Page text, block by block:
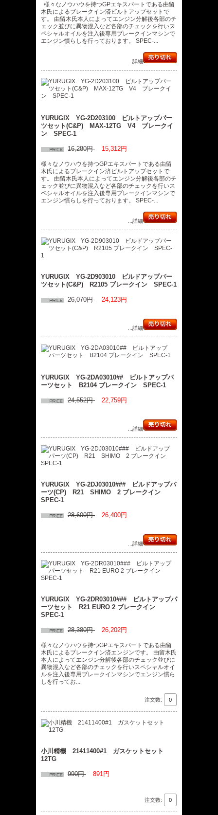
様々なノウハウを持つGPエキスパートである由留
木氏によるブレークイン済ビルトアップセットで
す。 由留木氏本人によってエンジン分解後各部のチ
ェック並びに異物混入など各部のチェックを行いス
ペシャルオイルを注入後専用ブレークインマシンで
エンジン慣らしを行っております。 SPEC-...
...詳細
YURUGIX YG-2D203100 ビルトアップパー
ツセット(C&P) MAX-12TG V4 ブレークイ
ン SPEC-1
16,280円 15,312円
様々なノウハウを持つGPエキスパートである由留
木氏によるブレークイン済ビルトアップセットで
す。 由留木氏本人によってエンジン分解後各部のチ
ェック並びに異物混入など各部のチェックを行いス
ペシャルオイルを注入後専用ブレークインマシンで
エンジン慣らしを行っております。 SPEC-...
...詳細
YURUGIX YG-2D903010 ビルドアップパー
ツセット(C&P) R2105 ブレークイン SPEC-1
26,070円 24,123円
...詳細
YURUGIX YG-2DA03010## ビルトアップパ
ーツセット B2104 ブレークイン SPEC-1
24,552円 22,759円
...詳細
YURUGIX YG-2DJ03010### ビルドアップパ
ーツ(CP) R21 SHIMO 2 ブレークイン
SPEC-1
28,600円 26,400円
...詳細
YURUGIX YG-2DR03010### ビルトアップパ
ーツセット R21 EURO 2 ブレークイン
SPEC-1
28,380円 26,202円
様々なノウハウを持つGPエキスパートである由留
木氏によるブレークイン済エンジンです。 由留木氏
本人によってエンジン分解後各部のチェック並びに
異物混入など各部のチェックを行いスペシャルオイ
ルを注入後専用ブレークインマシンでエンジン慣ら
しを行ってお...
注文数:
小川精機 21411400#1 ガスケットセット
12TG
990円 891円
注文数: